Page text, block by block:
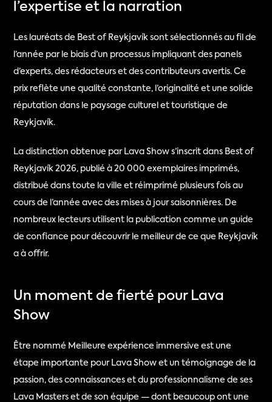
l’expertise et la narration
Les lauréats de Best of Reykjavík sont sélectionnés au fil de
l’année par le biais d’un processus impliquant des panels
d’experts, des rédacteurs et des contributeurs avertis. Ce
prix reflète une qualité constante, l’originalité et une solide
réputation dans le paysage culturel et touristique de
Reykjavík.
La distinction obtenue par Lava Show s’inscrit dans Best of
Reykjavík 2026, publié à 20 000 exemplaires imprimés,
distribué dans toute la ville et réimprimé plusieurs fois au
cours de l’année avec des mises à jour saisonnières. De
nombreux lecteurs utilisent la publication comme un guide
de confiance pour découvrir le meilleur de ce que Reykjavík
a à offrir.
Un moment de fierté pour Lava
Show
Être nommé Meilleure expérience immersive est une
étape importante pour Lava Show et un témoignage de la
passion, des connaissances et du professionnalisme de ses
Lava Masters et de son équipe — dont beaucoup ont une